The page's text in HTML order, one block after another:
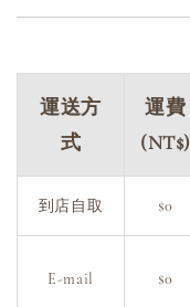
運送方
式
運費
(NT$)
到店自取 $0
E-mail $0